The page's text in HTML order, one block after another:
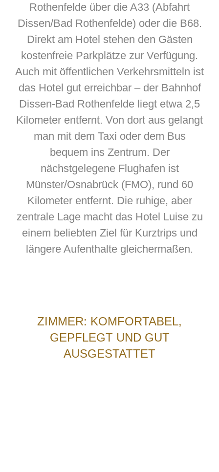
Rothenfelde über die A33 (Abfahrt
Dissen/Bad Rothenfelde) oder die B68.
Direkt am Hotel stehen den Gästen
kostenfreie Parkplätze zur Verfügung.
Auch mit öffentlichen Verkehrsmitteln ist
das Hotel gut erreichbar – der Bahnhof
Dissen-Bad Rothenfelde liegt etwa 2,5
Kilometer entfernt. Von dort aus gelangt
man mit dem Taxi oder dem Bus
bequem ins Zentrum. Der
nächstgelegene Flughafen ist
Münster/Osnabrück (FMO), rund 60
Kilometer entfernt. Die ruhige, aber
zentrale Lage macht das Hotel Luise zu
einem beliebten Ziel für Kurztrips und
längere Aufenthalte gleichermaßen.
ZIMMER: KOMFORTABEL,
GEPFLEGT UND GUT
AUSGESTATTET